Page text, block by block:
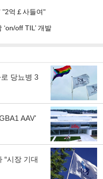
"2억￡사들여"
off TIL’ 개발
당뇨병 3
AAV'
“시장 기대